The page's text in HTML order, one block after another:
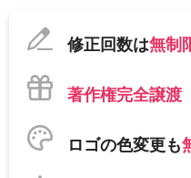
修正回数は無制
著作権完全譲渡
ロゴの色変更も